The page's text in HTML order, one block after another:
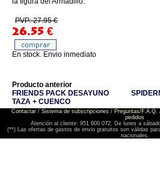
PVP: 27.95 €
26.55 €
En stock. Envio inmediato
Producto anterior
FRIENDS PACK DESAYUNO
TAZA + CUENCO
Contactar/ Sistema de subscripciones/ Preguntas/F.A.Q.
pedidos
Atención al cliente: 951 600 072. De lunes a
(**) Las ofertas de gastos de envio gratuitos son válidas
nacionales.